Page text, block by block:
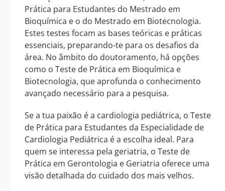
Prática para Estudantes do Mestrado em
Bioquímica e o do Mestrado em Biotecnologia.
Estes testes focam as bases teóricas e práticas
essenciais, preparando-te para os desafios da
área. No âmbito do doutoramento, há opções
como o Teste de Prática em Bioquímica e
Biotecnologia, que aprofunda o conhecimento
avançado necessário para a pesquisa.
Se a tua paixão é a cardiologia pediátrica, o Teste
de Prática para Estudantes da Especialidade de
Cardiologia Pediátrica é a escolha ideal. Para
quem se interessa pela geriatria, o Teste de
Prática em Gerontologia e Geriatria oferece uma
visão detalhada do cuidado dos mais velhos.